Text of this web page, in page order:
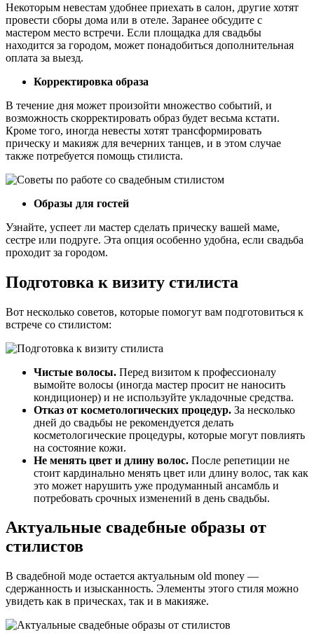
Некоторым невестам удобнее приехать в салон, другие хотят
провести сборы дома или в отеле. Заранее обсудите с
мастером место встречи. Если площадка для свадьбы
находится за городом, может понадобиться дополнительная
оплата за выезд.
Корректировка образа
В течение дня может произойти множество событий, и
возможность скорректировать образ будет весьма кстати.
Кроме того, иногда невесты хотят трансформировать
прическу и макияж для вечерних танцев, и в этом случае
также потребуется помощь стилиста.
Образы для гостей
Узнайте, успеет ли мастер сделать прическу вашей маме,
сестре или подруге. Эта опция особенно удобна, если свадьба
проходит за городом.
Подготовка к визиту стилиста
Вот несколько советов, которые помогут вам подготовиться к
встрече со стилистом:
Чистые волосы. Перед визитом к профессионалу
вымойте волосы (иногда мастер просит не наносить
кондиционер) и не используйте укладочные средства.
Отказ от косметологических процедур. За несколько
дней до свадьбы не рекомендуется делать
косметологические процедуры, которые могут повлиять
на состояние кожи.
Не менять цвет и длину волос. После репетиции не
стоит кардинально менять цвет или длину волос, так как
это может нарушить уже продуманный ансамбль и
потребовать срочных изменений в день свадьбы.
Актуальные свадебные образы от
стилистов
В свадебной моде остается актуальным old money —
сдержанность и изысканность. Элементы этого стиля можно
увидеть как в прическах, так и в макияже.